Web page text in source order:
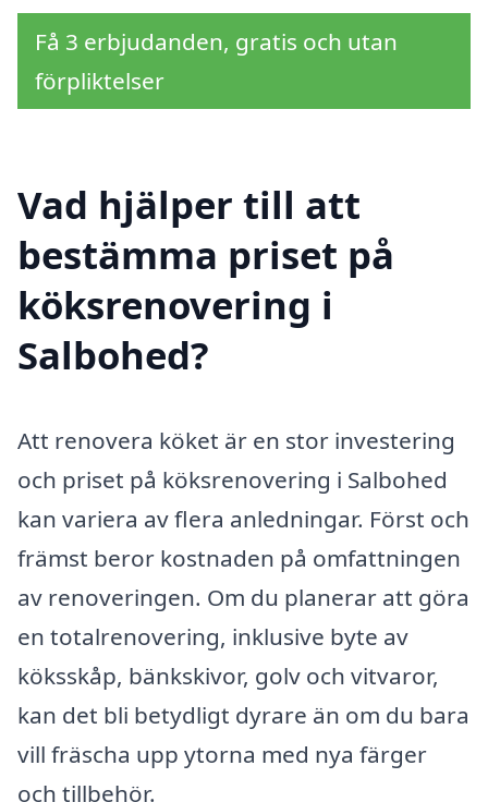
Få 3 erbjudanden, gratis och utan
förpliktelser
Vad hjälper till att
bestämma priset på
köksrenovering i
Salbohed?
Att renovera köket är en stor investering
och priset på köksrenovering i Salbohed
kan variera av flera anledningar. Först och
främst beror kostnaden på omfattningen
av renoveringen. Om du planerar att göra
en totalrenovering, inklusive byte av
köksskåp, bänkskivor, golv och vitvaror,
kan det bli betydligt dyrare än om du bara
vill fräscha upp ytorna med nya färger
och tillbehör.